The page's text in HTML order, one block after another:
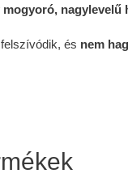
és nem